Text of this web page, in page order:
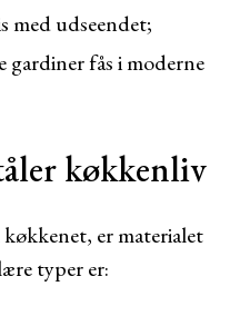
med udseendet;
gardiner fås i moderne
køkkenliv
er materialet
typer er: